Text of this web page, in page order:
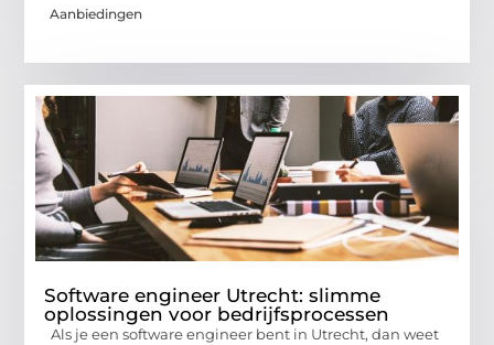
Aanbiedingen
Software engineer Utrecht: slimme
oplossingen voor bedrijfsprocessen
Als je een software engineer bent in Utrecht, dan weet